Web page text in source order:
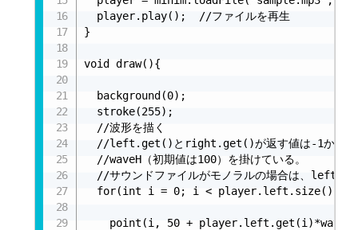
  player.play();  //ファイルを再生
}
void draw(){
  background(0);
  stroke(255);
  //波形を描く
//left.get()とright.get()が返す値は-1から+1
  //waveH（初期値は100）を掛けている。
//サウンドファイルがモノラルの場合は、
for(int i = 0; i < player.left.size()-1;
point(i, 50 + player.left.get(i)*waveH);	//左の音声の波形を画面上に